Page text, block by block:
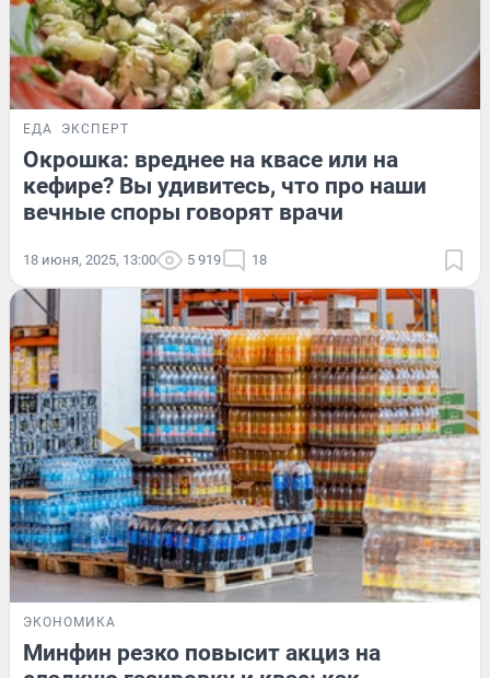
ЕДА ЭКСПЕРТ
Окрошка: вреднее на квасе или на
кефире? Вы удивитесь, что про наши
вечные споры говорят врачи
18 июня, 2025, 13:00 5 919 18
ЭКОНОМИКА
Минфин резко повысит акциз на